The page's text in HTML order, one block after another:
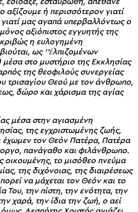
αξίζουμε ή περισσότερον γιατί
μας αγαπά υπερβαλλόντως ο
αξιόπιστος εγγυητής της
η ευλογημένη
ως ‘’ἐλπιζομένων
μέσα στο μυστήριο της Εκκλησίας
της θεοφιλούς συνεργείας
τρισαγίου Θεού με τον άνθρωπο,
δώρο και χάρισμα της αγίας
μέσα στην αγιασμένη
της εγχριστωμένης ζωής,
έχωμεν τον Θεόν Πατέρα, Πατέρα
πανάγαθο και φιλάνθρωπο.
οικουμένης, το μισόθεο πνεύμα
της διχόνοιας, της διαιρέσεως
να μάχεται τον Θεόν και το
Του, την πίστη, την ενότητα, την
χαρά, την ίδια την ζωή, ο αεί